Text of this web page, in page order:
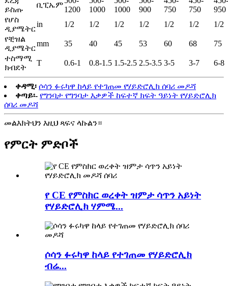
ይስጡ
ቢፒኤም
1200
1000
1000
900
750
750
950
የሆስ
ዲያሜትር
in 1/2 1/2 1/2 1/2 1/2 1/2
1/2
የቺዝል
ዲያሜትር
mm 35 40 45 53 60 68
75
ተስማሚ
ክብደት
T 0.6-1 0.8-1.5 1.5-2.5 2.5-3.5 3-5 3-7 6-8
ቀዳሚ፡ ሶሳን ፉሩካዋ ከላይ የተገጠመ የሃይድሮሊክ ሰባሪ መዶሻ
ቀጣይ፡- የግንባታ የግንባታ እቃዎች ከፍተኛ ክፍት ዓይነት የሃይድሮሊክ
ሰባሪ መዶሻ
መልእክትህን እዚህ ጻፍና ላኩልን።
የምርት ምድቦች
የ CE የምስክር ወረቀት ዝምታ ሳጥን አይነት
የሃይድሮሊክ ሃምሜ...
ሶሳን ፉሩካዋ ከላይ የተገጠመ የሃይድሮሊክ
ብሬ...